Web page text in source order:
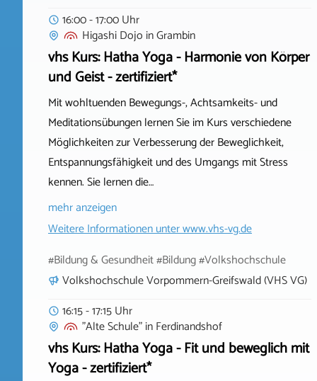
16:00 - 17:00 Uhr
Higashi Dojo inGrambin
vhs Kurs: Hatha Yoga - Harmonie von Körper
und Geist - zertifiziert*
Mit wohltuenden Bewegungs-, Achtsamkeits- und
Meditationsübungen lernen Sie im Kurs verschiedene
Möglichkeiten zur Verbesserung der Beweglichkeit,
Entspannungsfähigkeit und des Umgangs mit Stress
kennen. Sie lernen die…
mehr anzeigen
Weitere Informationen unterwww.vhs-vg.de
#Bildung & Gesundheit #Bildung #Volkshochschule
Volkshochschule Vorpommern-Greifswald (VHS VG)
16:15 - 17:15 Uhr
"Alte Schule"inFerdinandshof
vhs Kurs: Hatha Yoga - Fit und beweglich mit
Yoga - zertifiziert*